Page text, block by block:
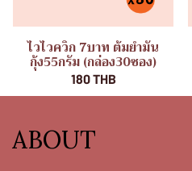
ไวไวควิก 7บาท ต้มยำมัน
กุ้ง55กรัม (กล่อง30ซอง)
180 THB
ABOUT